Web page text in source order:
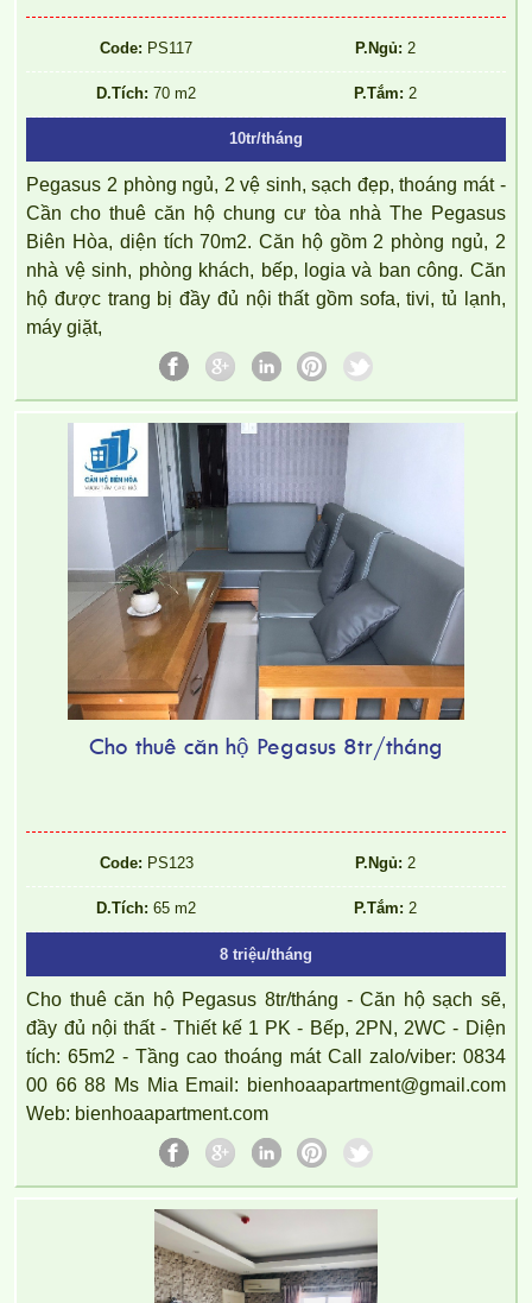
Code: PS117 P.Ngủ: 2
D.Tích: 70 m2 P.Tắm: 2
10tr/tháng
Pegasus 2 phòng ngủ, 2 vệ sinh, sạch đẹp, thoáng mát -
Cần cho thuê căn hộ chung cư tòa nhà The Pegasus
Biên Hòa, diện tích 70m2. Căn hộ gồm 2 phòng ngủ, 2
nhà vệ sinh, phòng khách, bếp, logia và ban công. Căn
hộ được trang bị đầy đủ nội thất gồm sofa, tivi, tủ lạnh,
máy giặt,
Cho thuê căn hộ Pegasus 8tr/tháng
Code: PS123 P.Ngủ: 2
D.Tích: 65 m2 P.Tắm: 2
8 triệu/tháng
Cho thuê căn hộ Pegasus 8tr/tháng - Căn hộ sạch sẽ,
đầy đủ nội thất - Thiết kế 1 PK - Bếp, 2PN, 2WC - Diện
tích: 65m2 - Tầng cao thoáng mát Call zalo/viber: 0834
00 66 88 Ms Mia Email: bienhoaapartment@gmail.com
Web: bienhoaapartment.com